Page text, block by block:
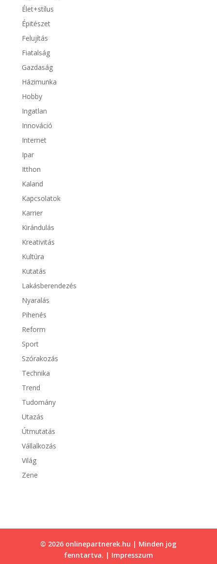
Élet+stílus
Épitészet
Felujítás
Fiatalság
Gazdaság
Házimunka
Hobby
Ingatlan
Innováció
Internet
Ipar
Itthon
Kaland
Kapcsolatok
Karrier
Kirándulás
Kreativitás
Kultúra
Kutatás
Lakásberendezés
Nyaralás
Pihenés
Reform
Sport
Szórakozás
Technika
Trend
Tudomány
Utazás
Útmutatás
Vállalkozás
Világ
Zene
© 2026 onlinepartnerek.hu | Minden jog
fenntartva. | Impresszum